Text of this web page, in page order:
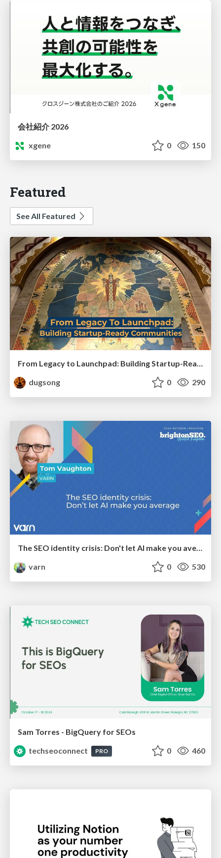
会社紹介 2026
xgene
0 150
Featured
See All Featured
From Legacy to Launchpad: Building Startup-Ready Communities
dugsong
0 290
The SEO identity crisis: Don't let AI make you average
varn
0 530
Sam Torres - BigQuery for SEOs
techseoconnect
PRO 0 460